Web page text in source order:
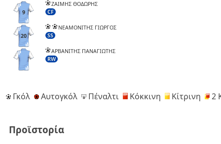
9
ΖΑΙΜΗΣ ΘΟΔΩΡΗΣ
CF
20
ΝΕΑΜΟΝΙΤΗΣ ΓΙΩΡΓΟΣ
SS
ΑΡΒΑΝΙΤΗΣ ΠΑΝΑΓΙΩΤΗΣ
RW
Γκόλ Αυτογκόλ Πέναλτι Κόκκινη Κίτρινη 2
Προϊστορία